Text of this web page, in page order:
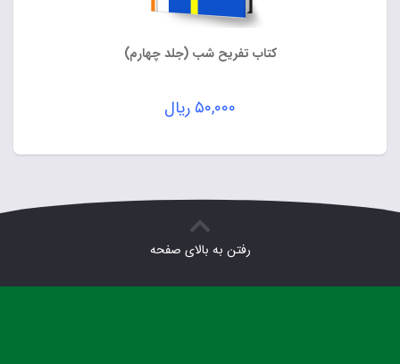
کتاب تفریح شب (جلد چهارم)
۵۰,۰۰۰ ریال
رفتن به بالای صفحه